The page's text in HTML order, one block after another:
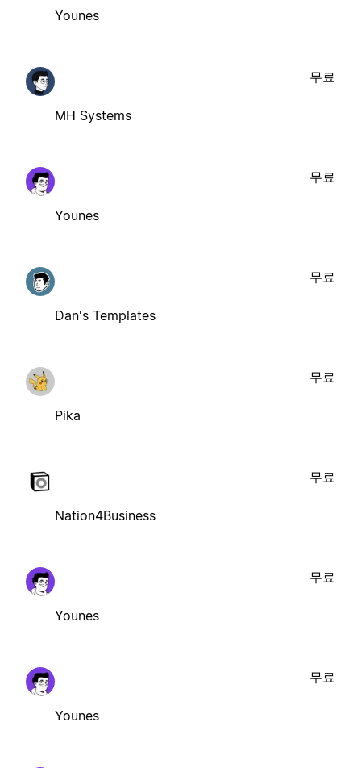
Younes
MH Systems
무료
Younes
무료
Dan's Templates
무료
Pika
무료
Nation4Business
무료
Younes
무료
Younes
무료